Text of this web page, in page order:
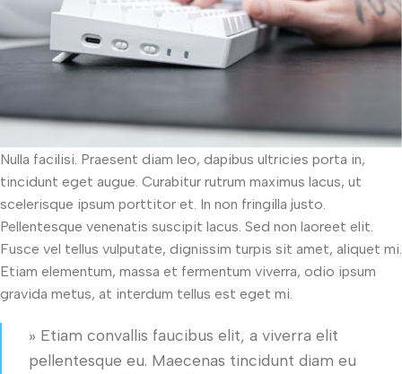
Nulla facilisi. Praesent diam leo, dapibus ultricies porta in,
tincidunt eget augue. Curabitur rutrum maximus lacus, ut
scelerisque ipsum porttitor et. In non fringilla justo.
Pellentesque venenatis suscipit lacus. Sed non laoreet elit.
Fusce vel tellus vulputate, dignissim turpis sit amet, aliquet mi.
Etiam elementum, massa et fermentum viverra, odio ipsum
gravida metus, at interdum tellus est eget mi.
» Etiam convallis faucibus elit, a viverra elit
pellentesque eu. Maecenas tincidunt diam eu